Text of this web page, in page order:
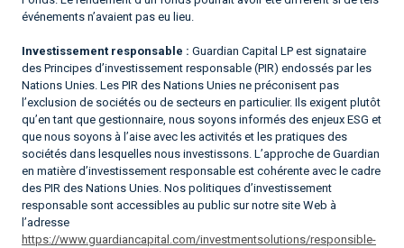
événements n’avaient pas eu lieu.
Investissement responsable : Guardian Capital LP est signataire
des Principes d’investissement responsable (PIR) endossés par les
Nations Unies. Les PIR des Nations Unies ne préconisent pas
l’exclusion de sociétés ou de secteurs en particulier. Ils exigent plutôt
qu’en tant que gestionnaire, nous soyons informés des enjeux ESG et
que nous soyons à l’aise avec les activités et les pratiques des
sociétés dans lesquelles nous investissons. L’approche de Guardian
en matière d’investissement responsable est cohérente avec le cadre
des PIR des Nations Unies. Nos politiques d’investissement
responsable sont accessibles au public sur notre site Web à
l’adresse
https://www.guardiancapital.com/investmentsolutions/responsible-